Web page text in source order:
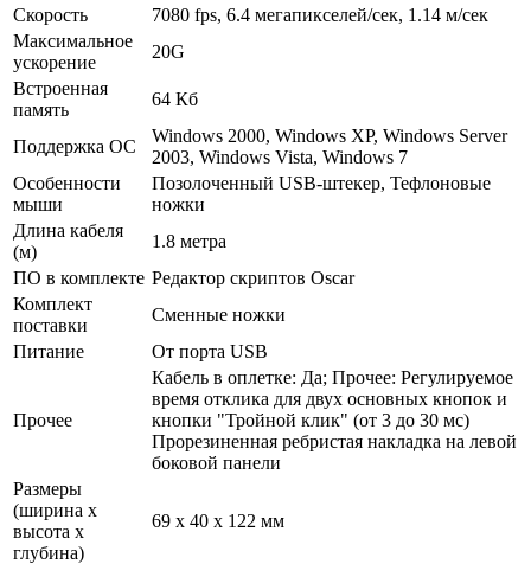
Скорость
7080 fps, 6.4 мегапикселей/­сек, 1.14 м/­сек
Максимальное
ускорение
20G
Встроенная
память
64 Кб
Поддержка ОС
Windows 2000, Windows XP, Windows Server
2003, Windows Vista, Windows 7
Особенности
мыши
Позолоченный USB-штекер, Тефлоновые
ножки
Длина кабеля
(м)
1.8 метра
ПО в комплекте Редактор скриптов Oscar
Комплект
поставки
Сменные ножки
Питание
От порта USB
Прочее
Кабель в оплетке: Да; Прочее: Регулируемое
время отклика для двух основных кнопок и
кнопки "Тройной клик" (от 3 до 30 мс)
Прорезиненная ребристая накладка на левой
боковой панели
Размеры
(ширина х
высота х
глубина)
69 x 40 x 122 мм